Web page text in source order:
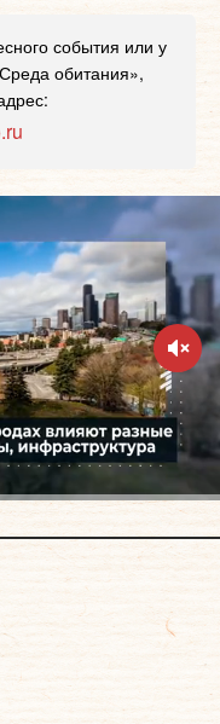
события или у
обитания»,